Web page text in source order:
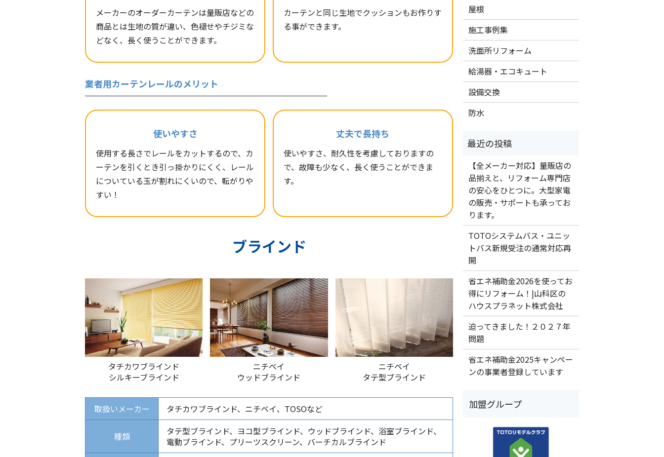
メーカーのオーダーカーテンは量販店などの
商品とは生地の質が違い、色褪せやチジミな
どなく、長く使うことができます。
カーテンと同じ生地でクッションもお作りす
る事ができます。
業者用カーテンレールのメリット
使いやすさ
使用する長さでレールをカットするので、カ
ーテンを引くとき引っ掛かりにくく、レール
についている玉が割れにくいので、転がりや
すい！
丈夫で長持ち
使いやすさ、耐久性を考慮しておりますの
で、故障も少なく、長く使うことができま
す。
ブラインド
タチカワブラインド
シルキーブラインド
ニチベイ
ウッドブラインド
ニチベイ
タテ型ブラインド
取扱いメーカー タチカワブラインド、ニチベイ、TOSOなど
種類
タテ型ブラインド、ヨコ型ブラインド、ウッドブラインド、浴室ブラインド、
電動ブラインド、プリーツスクリーン、バーチカルブラインド
屋根
施工事例集
洗面所リフォーム
給湯器・エコキュート
設備交換
防水
【全メーカー対応】量販店の
品揃えと、リフォーム専門店
の安心をひとつに。大型家電
の販売・サポートも承ってお
ります。
TOTOシステムバス・ユニッ
トバス新規受注の通常対応再
開
省エネ補助金2026を使ってお
得にリフォーム！|山科区の
ハウスプラネット株式会社
迫ってきました！２０２７年
問題
省エネ補助金2025キャンペー
ンの事業者登録しています
加盟グループ